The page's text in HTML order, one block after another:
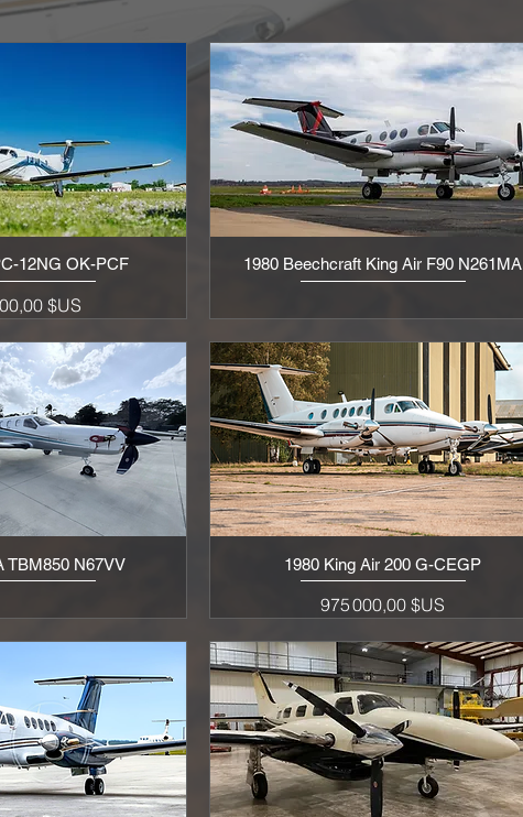
rapide
12NG OK-PCF
$US
Aperçu rapide
1980 Beechcraft King Air F90 N261MA
rapide
TBM850 N67VV Aperçu rapide
1980 King Air 200 G-CEGP
Prix
975 000,00 $US